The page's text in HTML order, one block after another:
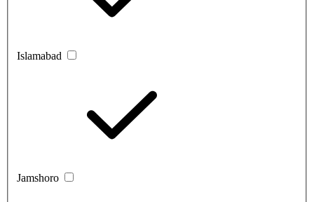
Islamabad
Jamshoro